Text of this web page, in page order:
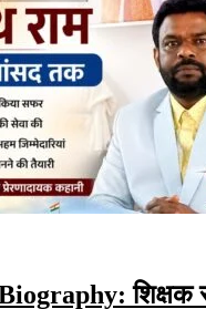
शिक्षक